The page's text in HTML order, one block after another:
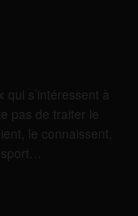
s’intéressent à
pas de traiter le
le connaissent,